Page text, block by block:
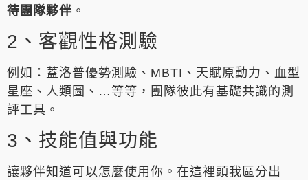
待團隊夥伴 。
2、客觀性格測驗
例如：蓋洛普優勢測驗、MBTI、天賦原動力、血型
星座、人類圖、…等等，團隊彼此有基礎共識的測
評工具。
3、技能值與功能
讓夥伴知道可以怎麼使用你。在這裡頭我區分出